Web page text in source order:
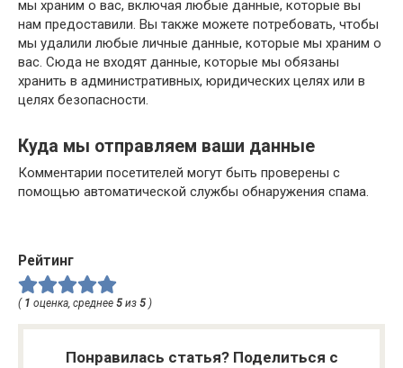
мы храним о вас, включая любые данные, которые вы
нам предоставили. Вы также можете потребовать, чтобы
мы удалили любые личные данные, которые мы храним о
вас. Сюда не входят данные, которые мы обязаны
хранить в административных, юридических целях или в
целях безопасности.
Куда мы отправляем ваши данные
Комментарии посетителей могут быть проверены с
помощью автоматической службы обнаружения спама.
Рейтинг
( 1 оценка, среднее 5 из 5 )
Понравилась статья? Поделиться с